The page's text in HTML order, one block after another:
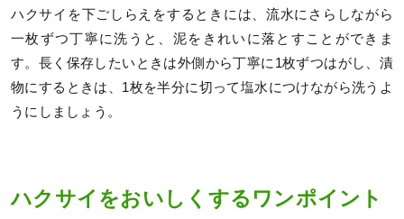
ハクサイを下ごしらえをするときには、流水にさらしながら
一枚ずつ丁寧に洗うと、泥をきれいに落とすことができま
す。長く保存したいときは外側から丁寧に1枚ずつはがし、漬
物にするときは、1枚を半分に切って塩水につけながら洗うよ
うにしましょう。
ハクサイをおいしくするワンポイント